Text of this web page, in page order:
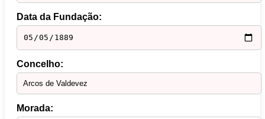
Data da Fundação:
Concelho:
Morada: